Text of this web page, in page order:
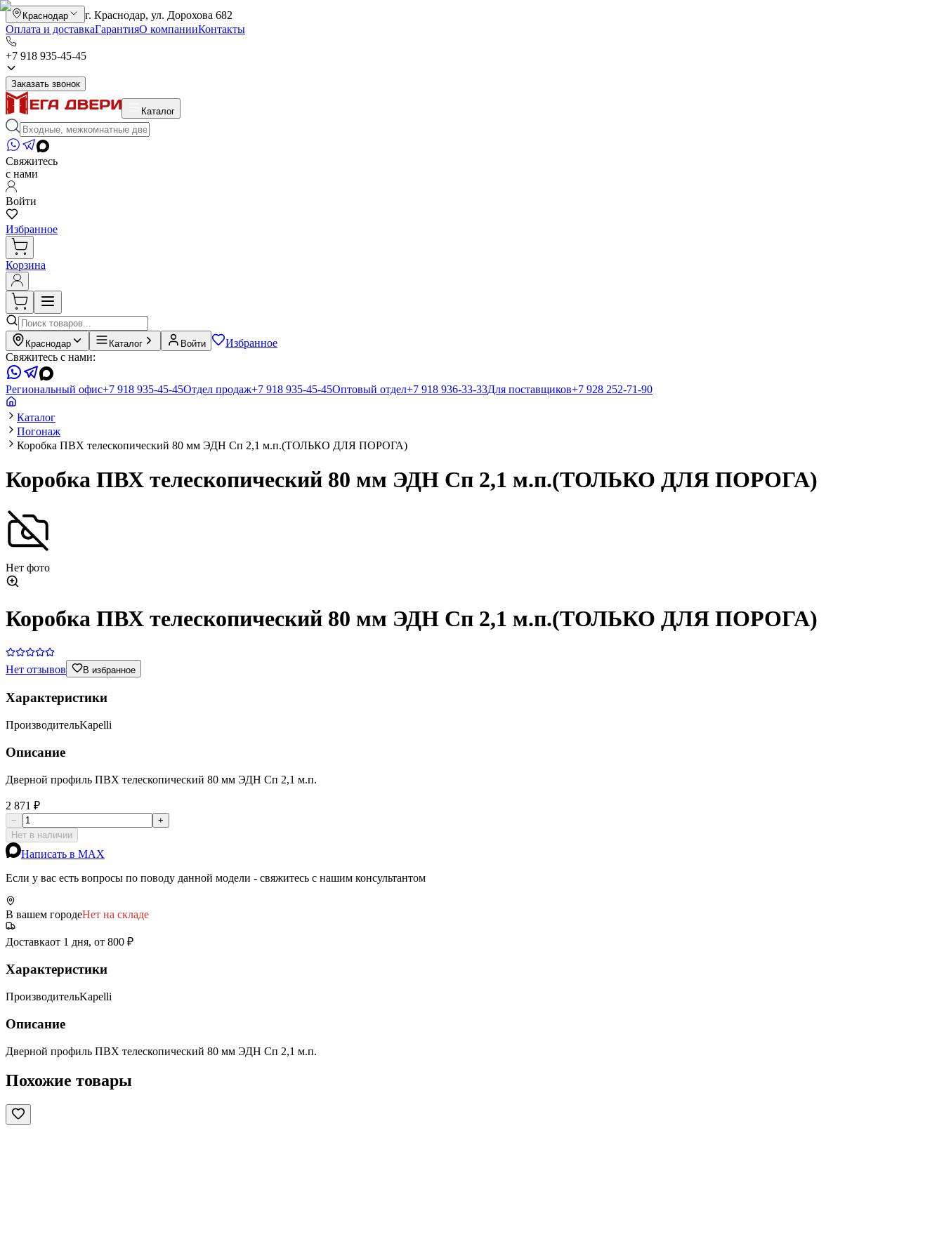
Краснодар
г. Краснодар, ул. Дорохова 682
Оплата и доставкаГарантияО компанииКонтакты
+7 918 935-45-45
Заказать звонок
Каталог
Свяжитесь
с нами
Войти
Избранное
Корзина
Краснодар Каталог Войти
Избранное
Свяжитесь с нами:
Региональный офис+7 918 935-45-45Отдел продаж+7 918 935-45-45Оптовый отдел+7 918 936-33-33Для поставщиков+7 928 252-71-90
Каталог
Погонаж
Коробка ПВХ телескопический 80 мм ЭДН Сп 2,1 м.п.(ТОЛЬКО ДЛЯ ПОРОГА)
Коробка ПВХ телескопический 80 мм ЭДН Сп 2,1 м.п.(ТОЛЬКО ДЛЯ ПОРОГА)
Нет фото
Коробка ПВХ телескопический 80 мм ЭДН Сп 2,1 м.п.(ТОЛЬКО ДЛЯ ПОРОГА)
Нет отзывов В избранное
Характеристики
ПроизводительKapelli
Описание
Дверной профиль ПВХ телескопический 80 мм ЭДН Сп 2,1 м.п.
2 871 ₽
−
+
Нет в наличии
Написать в MAX
Если у вас есть вопросы по поводу данной модели - свяжитесь с нашим консультантом
В вашем городеНет на складе
Доставкаот 1 дня, от 800 ₽
Характеристики
ПроизводительKapelli
Описание
Дверной профиль ПВХ телескопический 80 мм ЭДН Сп 2,1 м.п.
Похожие товары